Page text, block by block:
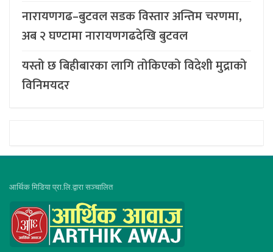
नारायणगढ–बुटवल सडक विस्तार अन्तिम चरणमा,
अब २ घण्टामा नारायणगढदेखि बुटवल
यस्तो छ बिहीबारका लागि तोकिएको विदेशी मुद्राको
विनिमयदर
आर्थिक मिडिया प्रा.लि.द्वारा सञ्चालित